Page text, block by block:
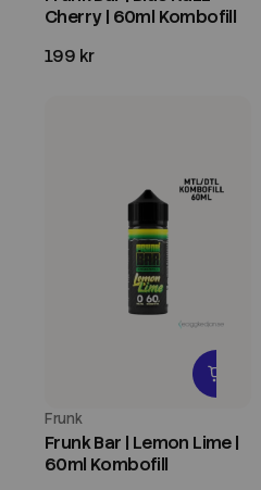
Cherry | 60ml Kombofill
199 kr
Frunk
Frunk Bar | Lemon Lime |
60ml Kombofill